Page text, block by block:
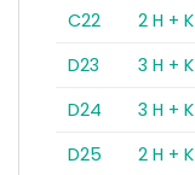
C22
2 H + K
D23
3 H + K
D24
3 H + K
D25
2 H + K